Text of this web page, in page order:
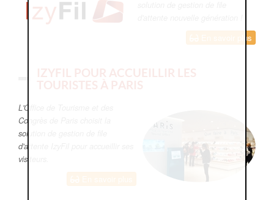
En savoir plus
IZYFIL POUR ACCUEILLIR LES
TOURISTES À PARIS
L'Office de Tourisme et des
Congrès de Paris choisit la
solution de gestion de file
d'attente IzyFil pour accueillir ses
visiteurs.